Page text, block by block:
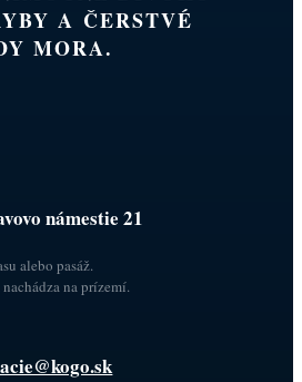
A ČERSTVÉ
MORA.
námestie 21
alebo pasáž.
nachádza na prízemí.